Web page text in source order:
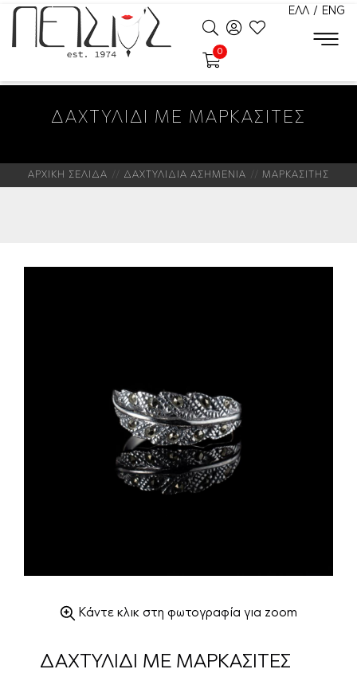
ΕΛΛ / ENG
0
ΔΑΧΤΥΛΙΔΙ ΜΕ ΜΑΡΚΑΣΙΤΕΣ
ΑΡΧΙΚΗ ΣΕΛΙΔΑ ΔΑΧΤΥΛΙΔΙΑ ΑΣΗΜΕΝΙΑ ΜΑΡΚΑΣΙΤΗΣ
Κάντε κλικ στη φωτογραφία για zoom
ΔΑΧΤΥΛΙΔΙ ΜΕ ΜΑΡΚΑΣΙΤΕΣ